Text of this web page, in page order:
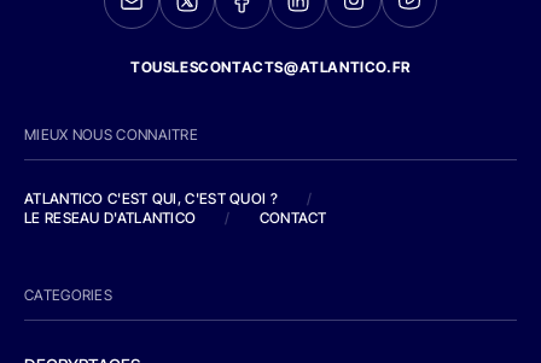
TOUSLESCONTACTS@ATLANTICO.FR
MIEUX NOUS CONNAITRE
ATLANTICO C'EST QUI, C'EST QUOI ?
/
LE RESEAU D'ATLANTICO
/ CONTACT
CATEGORIES